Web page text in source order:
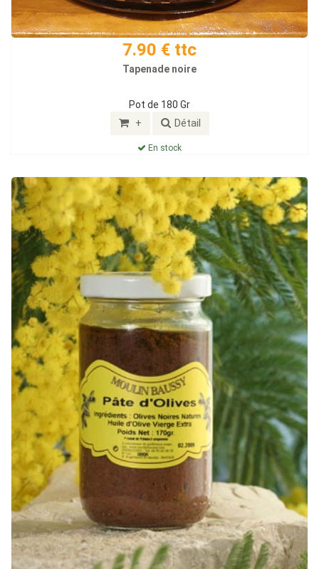
7.90 € ttc
Tapenade noire
Pot de 180 Gr
+ Détail
En stock